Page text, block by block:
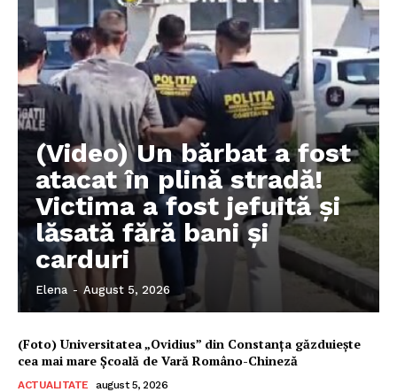
(Video) Un bărbat a fost
atacat în plină stradă!
Victima a fost jefuită și
lăsată fără bani și
carduri
Elena - August 5, 2026
(Foto) Universitatea „Ovidius” din Constanța găzduiește
cea mai mare Școală de Vară Româno-Chineză
ACTUALITATE august 5, 2026